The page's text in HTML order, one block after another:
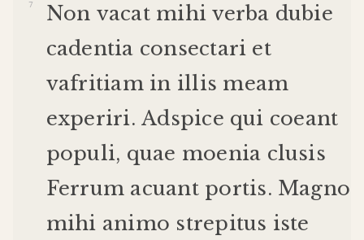
Non vacat mihi verba dubie
cadentia consectari et
vafritiam in illis meam
experiri.Adspice qui coeant
populi, quae moenia clusis
Ferrum acuant portis. Magno
mihi animo strepitus iste